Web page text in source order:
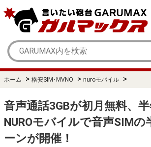
ホーム > 格安SIM･MVNO > nuroモバイル >
音声通話3GBが初月無料、半
NUROモバイルで音声SIM
ーンが開催！